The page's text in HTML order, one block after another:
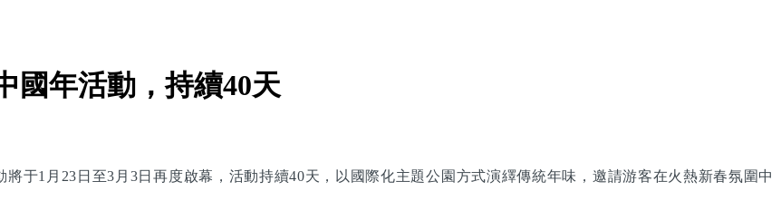
國年活動，持續40天
于1月23日至3月3日再度啟幕，活動持續40天，以國際化主題公園方式演繹傳統年味，邀請游客在火熱新春氛圍中